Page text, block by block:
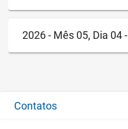
2026 - Mês 05, Dia 04
Contatos